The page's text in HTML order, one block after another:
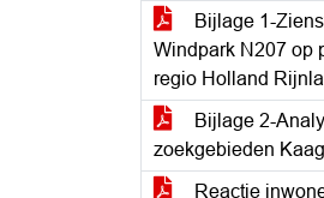
Bijlage 1-
Windpark N207 op
regio Holland
Bijlage 2-
zoekgebieden
Reactie